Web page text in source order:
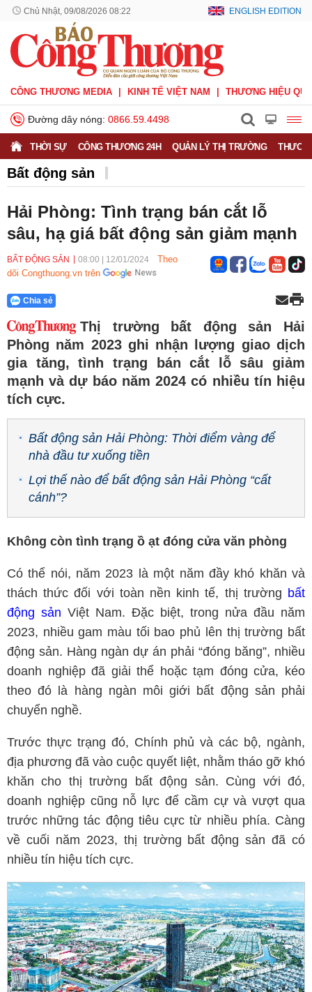
Chủ Nhật, 09/08/2026 08:22 ENGLISH EDITION
CÔNG THƯƠNG MEDIA KINH TẾ VIỆT NAM THƯƠNG HIỆU
Đường dây nóng: 0866.59.4498
THỜI SỰ CÔNG THƯƠNG 24H QUẢN LÝ THỊ TRƯỜNG
Bất động sản
Hải Phòng: Tình trạng bán cắt lỗ
sâu, hạ giá bất động sản giảm mạnh
BẤT ĐỘNG SẢN 08:00 12/01/2024
Theo
dõi Congthuong.vn trên
Chia sẻ
Thị trường bất động sản Hải
Phòng năm 2023 ghi nhận lượng giao dịch
gia tăng, tình trạng bán cắt lỗ sâu giảm
mạnh và dự báo năm 2024 có nhiều tín hiệu
tích cực.
Bất động sản Hải Phòng: Thời điểm vàng để
nhà đầu tư xuống tiền
Lợi thế nào để bất động sản Hải Phòng “cất
cánh”?
Không còn tình trạng ồ ạt đóng cửa văn phòng
Có thể nói, năm 2023 là một năm đầy khó khăn và
thách thức đối với toàn nền kinh tế, thị trường bất
động sản Việt Nam. Đặc biệt, trong nửa đầu năm
2023, nhiều gam màu tối bao phủ lên thị trường bất
động sản. Hàng ngàn dự án phải “đóng băng”, nhiều
doanh nghiệp đã giải thể hoặc tạm đóng cửa, kéo
theo đó là hàng ngàn môi giới bất động sản phải
chuyển nghề.
Trước thực trạng đó, Chính phủ và các bộ, ngành,
địa phương đã vào cuộc quyết liệt, nhằm tháo gỡ khó
khăn cho thị trường bất động sản. Cùng với đó,
doanh nghiệp cũng nỗ lực để cầm cự và vượt qua
trước những tác động tiêu cực từ nhiều phía. Càng
về cuối năm 2023, thị trường bất động sản đã có
nhiều tín hiệu tích cực.